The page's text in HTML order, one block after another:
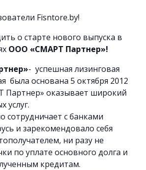
Fisntore.by!
о старте нового выпуска в
ООО «СМАРТ Партнер»!
- успешная лизинговая
была основана 5 октября 2012
Партнер» оказывает широкий
услуг.
сотрудничает с банками
и зарекомендовало себя
ни разу не
по уплате основного долга и
кредитам.